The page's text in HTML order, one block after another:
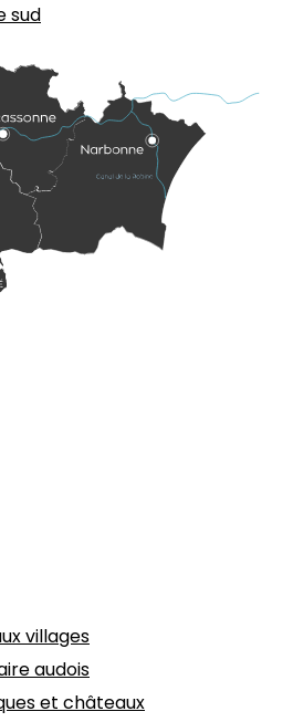
sud
villages
audois
et châteaux